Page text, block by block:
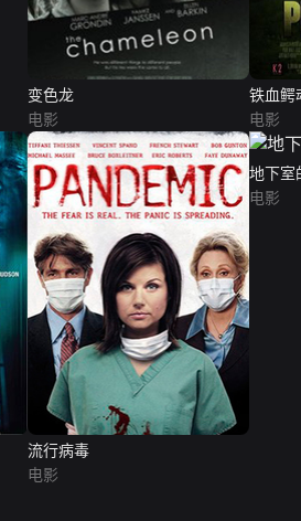
变色龙
电影
铁血鳄
电影
流行病毒
电影
地下室
电影